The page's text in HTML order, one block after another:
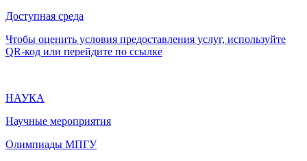
Доступная среда
Чтобы оценить условия предоставления услуг, используйте
QR-код или перейдите по ссылке
НАУКА
Научные мероприятия
Олимпиады МПГУ